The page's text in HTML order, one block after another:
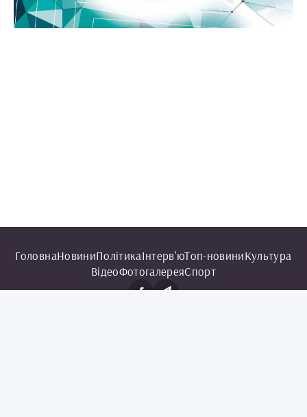
ГоловнаНовиниПолітикаІнтерв'юТоп-новиниКультура
ВідеоФотогалереяСпорт